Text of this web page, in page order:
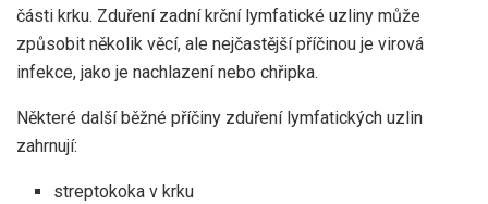
části krku. Zduření zadní krční lymfatické uzliny může
způsobit několik věcí, ale nejčastější příčinou je virová
infekce, jako je nachlazení nebo chřipka.
Některé další běžné příčiny zduření lymfatických uzlin
zahrnují:
streptokoka v krku